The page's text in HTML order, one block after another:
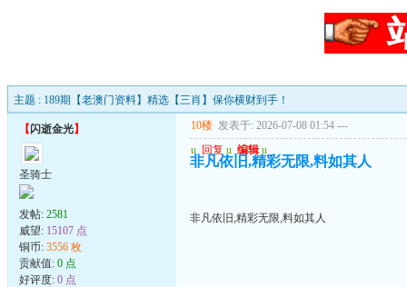
主题 : 189期【老澳门资料】精选【三肖】保你横财到手！
【闪逝金光】
圣骑士
发帖: 2581
威望: 15107 点
铜币: 3556 枚
贡献值: 0 点
好评度: 0 点
10楼 发表于: 2026-07-08 01:54 ---
u 回复 u 编辑 u
非凡依旧,精彩无限,料如其人
非凡依旧,精彩无限,料如其人